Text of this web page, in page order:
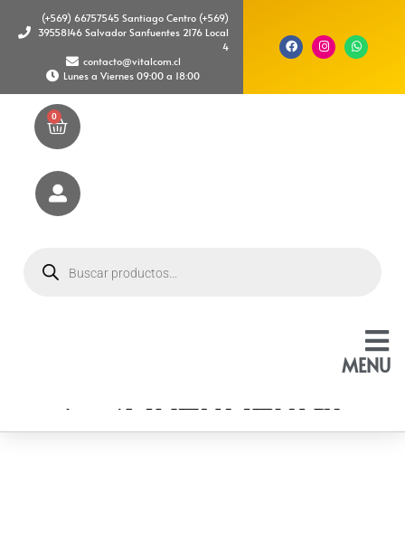
(+569) 66757545 Santiago Centro (+569)
39558146 Salvador Sanfuentes 2176 Local
4
contacto@vitalcom.cl
Lunes a Viernes 09:00 a 18:00
MENU
0